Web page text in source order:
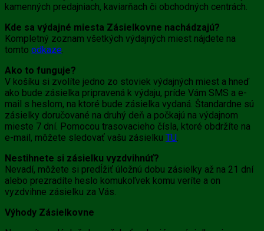
kamenných predajniach, kaviarňach či obchodných centrách.
Kde sa výdajné miesta Zásielkovne nachádzajú?
Kompletný zoznam všetkých výdajných miest nájdete na
tomto odkaze.
Ako to funguje?
V košíku si zvolíte jedno zo stoviek výdajných miest a hneď
ako bude zásielka pripravená k výdaju, príde Vám SMS a e-
mail s heslom, na ktoré bude zásielka vydaná. Štandardne sú
zásielky doručované na druhý deň a počkajú na výdajnom
mieste 7 dní. Pomocou trasovacieho čísla, ktoré obdržíte na
e-mail, môžete sledovať vašu zásielku TU.
Nestihnete si zásielku vyzdvihnúť?
Nevadí, môžete si predĺžiť úložnú dobu zásielky až na 21 dní
alebo prezradíte heslo komukoľvek komu veríte a on
vyzdvihne zásielku za Vás.
Výhody Zásielkovne